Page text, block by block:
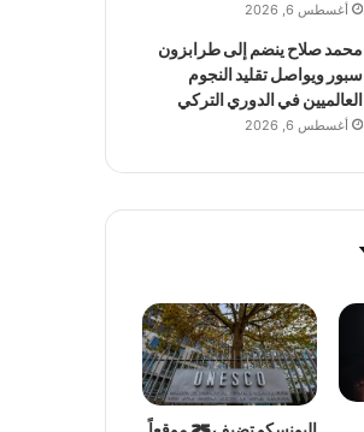
أغسطس 6, 2026
محمد صلاح ينضم إلى طرابزون
سبور ويواصل تقليد النجوم
العالميين في الدوري التركي
أغسطس 6, 2026